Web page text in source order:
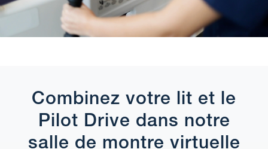
Combinez votre lit et le
Pilot Drive dans notre
salle de montre virtuelle